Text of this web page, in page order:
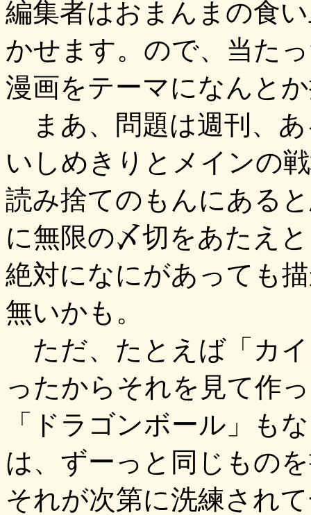
編集者はおまんまの食
かせます。ので、当た
漫画をテーマになんと
まあ、問題は週刊、
いしめきりとメインの
読み捨てのもんにある
に無限の〆切をあたえ
絶対になにがあっても
無いかも。
ただ、たとえば「カ
ったからそれを見て作
「ドラゴンボール」も
は、ずーっと同じもの
それが次第に洗練され